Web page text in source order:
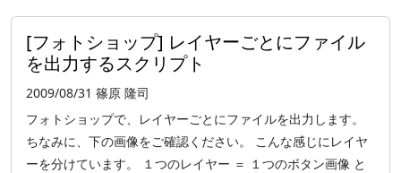
[フォトショップ] レイヤーごとにファイル
を出力するスクリプト
2009/08/31 篠原 隆司
フォトショップで、レイヤーごとにファイルを出力します。
ちなみに、下の画像をご確認ください。 こんな感じにレイヤ
ーを分けています。 １つのレイヤー ＝ １つのボタン画像 と